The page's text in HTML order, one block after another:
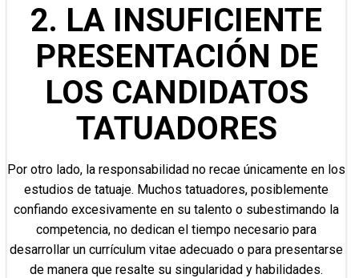
2. LA INSUFICIENTE
PRESENTACIÓN DE
LOS CANDIDATOS
TATUADORES
Por otro lado, la responsabilidad no recae únicamente en los
estudios de tatuaje. Muchos tatuadores, posiblemente
confiando excesivamente en su talento o subestimando la
competencia, no dedican el tiempo necesario para
desarrollar un currículum vitae adecuado o para presentarse
de manera que resalte su singularidad y habilidades.